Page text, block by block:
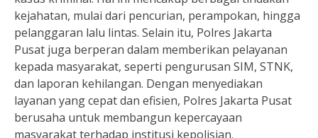
kejahatan, mulai dari pencurian, perampokan, hingga
pelanggaran lalu lintas. Selain itu, Polres Jakarta
Pusat juga berperan dalam memberikan pelayanan
kepada masyarakat, seperti pengurusan SIM, STNK,
dan laporan kehilangan. Dengan menyediakan
layanan yang cepat dan efisien, Polres Jakarta Pusat
berusaha untuk membangun kepercayaan
masyarakat terhadap institusi kepolisian.